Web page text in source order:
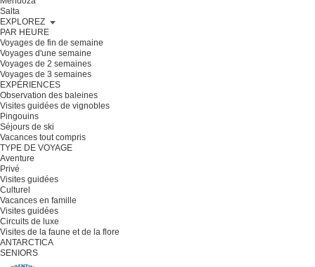
Salta
EXPLOREZ
PAR HEURE
Voyages de fin de semaine
Voyages d'une semaine
Voyages de 2 semaines
Voyages de 3 semaines
EXPÉRIENCES
Observation des baleines
Visites guidées de vignobles
Pingouins
Séjours de ski
Vacances tout compris
TYPE DE VOYAGE
Aventure
Privé
Visites guidées
Culturel
Vacances en famille
Visites guidées
Circuits de luxe
Visites de la faune et de la flore
ANTARCTICA
SENIORS